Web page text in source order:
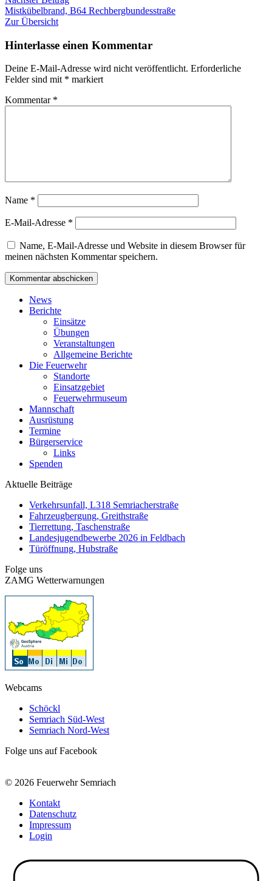
Beitrag:
Mistkübelbrand, B64 Rechbergbundesstraße
Zur Übersicht
Hinterlasse einen Kommentar
Deine E-Mail-Adresse wird nicht veröffentlicht. Erforderliche
Felder sind mit * markiert
Kommentar *
Name *
E-Mail-Adresse *
Name, E-Mail-Adresse und Website in diesem Browser für
meinen nächsten Kommentar speichern.
News
Berichte
Einsätze
Übungen
Veranstaltungen
Allgemeine Berichte
Die Feuerwehr
Standorte
Einsatzgebiet
Feuerwehrmuseum
Mannschaft
Ausrüstung
Termine
Bürgerservice
Links
Spenden
Aktuelle Beiträge
Verkehrsunfall, L318 Semriacherstraße
Fahrzeugbergung, Greithstraße
Tierrettung, Taschenstraße
Landesjugendbewerbe 2026 in Feldbach
Türöffnung, Hubstraße
Folge uns
ZAMG Wetterwarnungen
Webcams
Schöckl
Semriach Süd-West
Semriach Nord-West
Folge uns auf Facebook
© 2026 Feuerwehr Semriach
Kontakt
Datenschutz
Impressum
Login